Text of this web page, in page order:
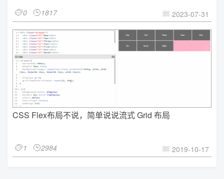
0 1817  2023-07-31
CSS Flex布局不说，简单说说流式 Grid 布局
1 2984  2019-10-17